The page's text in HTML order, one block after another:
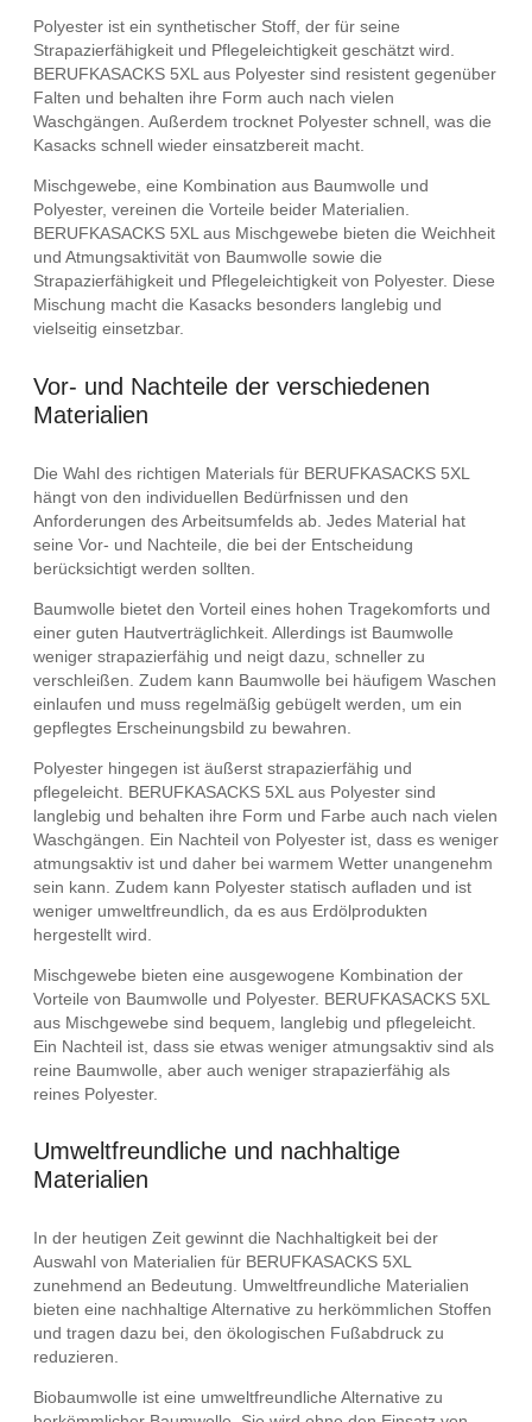
Polyester ist ein synthetischer Stoff, der für seine
Strapazierfähigkeit und Pflegeleichtigkeit geschätzt wird.
BERUFKASACKS 5XL aus Polyester sind resistent gegenüber
Falten und behalten ihre Form auch nach vielen
Waschgängen. Außerdem trocknet Polyester schnell, was die
Kasacks schnell wieder einsatzbereit macht.
Mischgewebe, eine Kombination aus Baumwolle und
Polyester, vereinen die Vorteile beider Materialien.
BERUFKASACKS 5XL aus Mischgewebe bieten die Weichheit
und Atmungsaktivität von Baumwolle sowie die
Strapazierfähigkeit und Pflegeleichtigkeit von Polyester. Diese
Mischung macht die Kasacks besonders langlebig und
vielseitig einsetzbar.
Vor- und Nachteile der verschiedenen
Materialien
Die Wahl des richtigen Materials für BERUFKASACKS 5XL
hängt von den individuellen Bedürfnissen und den
Anforderungen des Arbeitsumfelds ab. Jedes Material hat
seine Vor- und Nachteile, die bei der Entscheidung
berücksichtigt werden sollten.
Baumwolle bietet den Vorteil eines hohen Tragekomforts und
einer guten Hautverträglichkeit. Allerdings ist Baumwolle
weniger strapazierfähig und neigt dazu, schneller zu
verschleißen. Zudem kann Baumwolle bei häufigem Waschen
einlaufen und muss regelmäßig gebügelt werden, um ein
gepflegtes Erscheinungsbild zu bewahren.
Polyester hingegen ist äußerst strapazierfähig und
pflegeleicht. BERUFKASACKS 5XL aus Polyester sind
langlebig und behalten ihre Form und Farbe auch nach vielen
Waschgängen. Ein Nachteil von Polyester ist, dass es weniger
atmungsaktiv ist und daher bei warmem Wetter unangenehm
sein kann. Zudem kann Polyester statisch aufladen und ist
weniger umweltfreundlich, da es aus Erdölprodukten
hergestellt wird.
Mischgewebe bieten eine ausgewogene Kombination der
Vorteile von Baumwolle und Polyester. BERUFKASACKS 5XL
aus Mischgewebe sind bequem, langlebig und pflegeleicht.
Ein Nachteil ist, dass sie etwas weniger atmungsaktiv sind als
reine Baumwolle, aber auch weniger strapazierfähig als
reines Polyester.
Umweltfreundliche und nachhaltige
Materialien
In der heutigen Zeit gewinnt die Nachhaltigkeit bei der
Auswahl von Materialien für BERUFKASACKS 5XL
zunehmend an Bedeutung. Umweltfreundliche Materialien
bieten eine nachhaltige Alternative zu herkömmlichen Stoffen
und tragen dazu bei, den ökologischen Fußabdruck zu
reduzieren.
Biobaumwolle ist eine umweltfreundliche Alternative zu